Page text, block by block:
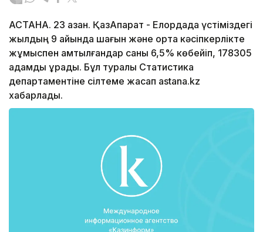
АСТАНА. 23 қазан. ҚазАқпарат - Елордада үстіміздегі
жылдың 9 айында шағын және орта кәсіпкерлікте
жұмыспен қамтылғандар саны 6,5% көбейіп, 178305
адамды құрады. Бұл туралы Статистика
департаментіне сілтеме жасап astana.kz
хабарлады.